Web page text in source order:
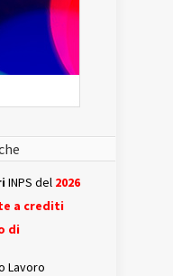
INPS del 2026
a crediti
di
Lavoro